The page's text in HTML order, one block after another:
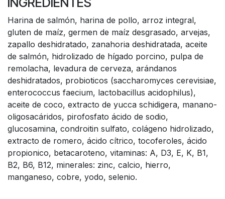
Harina de salmón, harina de pollo, arroz integral,
gluten de maíz, germen de maíz desgrasado, arvejas,
zapallo deshidratado, zanahoria deshidratada, aceite
de salmón, hidrolizado de hígado porcino, pulpa de
remolacha, levadura de cerveza, arándanos
deshidratados, probioticos (saccharomyces cerevisiae,
enterococcus faecium, lactobacillus acidophilus),
aceite de coco, extracto de yucca schidigera, manano-
oligosacáridos, pirofosfato ácido de sodio,
glucosamina, condroitin sulfato, colágeno hidrolizado,
extracto de romero, ácido cítrico, tocoferoles, ácido
propionico, betacaroteno, vitaminas: A, D3, E, K, B1,
B2, B6, B12, minerales: zinc, calcio, hierro,
manganeso, cobre, yodo, selenio.